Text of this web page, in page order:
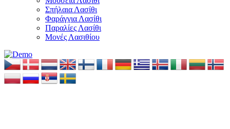
Σπήλαια Λασίθι
Φαράγγια Λασίθι
Παραλίες Λασίθι
Μονές Λασιθίου